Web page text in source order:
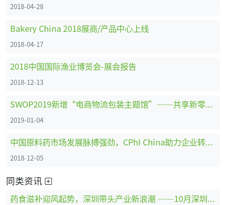
2018-04-28
Bakery China 2018展商/产品中心上线
2018-04-17
2018中国国际渔业博览会-展会报告
2018-12-13
SWOP2019新增“电商物流包装主题馆”——共享新零售时代商机
2019-01-04
中国原料药市场发展脉搏强劲，CPhI China助力企业转型创新、全面升级 ！
2018-12-05
同类资讯
药食滋补迎风起势，深圳带头产业新浪潮 ——10月深圳HNC健康营养展药食滋补展区亮点抢先看